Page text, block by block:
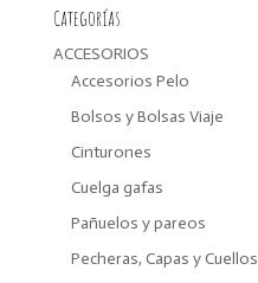
Categorías
ACCESORIOS
Accesorios Pelo
Bolsos y Bolsas Viaje
Cinturones
Cuelga gafas
Pañuelos y pareos
Pecheras, Capas y Cuellos